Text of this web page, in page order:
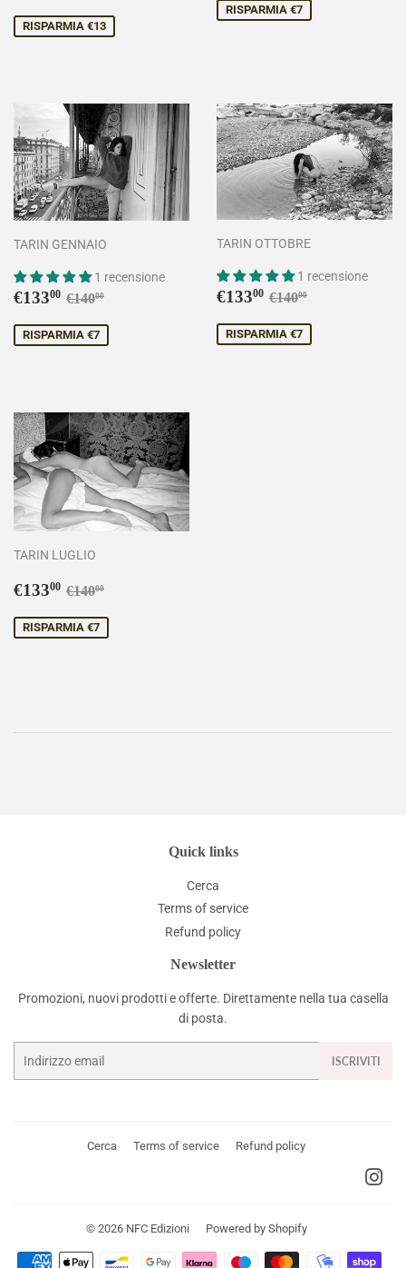
RISPARMIA €13
RISPARMIA €7
TARIN GENNAIO
1 recensione
Prezzo
€13300 €133,00
Prezzo di listino
€14000
RISPARMIA €7
TARIN OTTOBRE
1 recensione
Prezzo
€13300 €133,00
Prezzo di listino
€14000
RISPARMIA €7
TARIN LUGLIO
Prezzo
€13300 €133,00
Prezzo di listino
€14000
RISPARMIA €7
Quick links
Cerca
Terms of service
Refund policy
Newsletter
Promozioni, nuovi prodotti e offerte. Direttamente nella tua casella
di posta.
ISCRIVITI
Cerca Terms of service Refund policy
© 2026 NFC Edizioni Powered by Shopify
Modalità